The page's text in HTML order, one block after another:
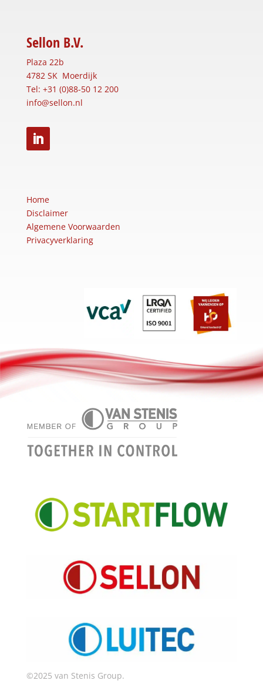
Sellon B.V.
Plaza 22b
4782 SK Moerdijk
Tel: +31 (0)88-50 12 200
info@sellon.nl
Home
Disclaimer
Algemene Voorwaarden
Privacyverklaring
©2025 van Stenis Group.